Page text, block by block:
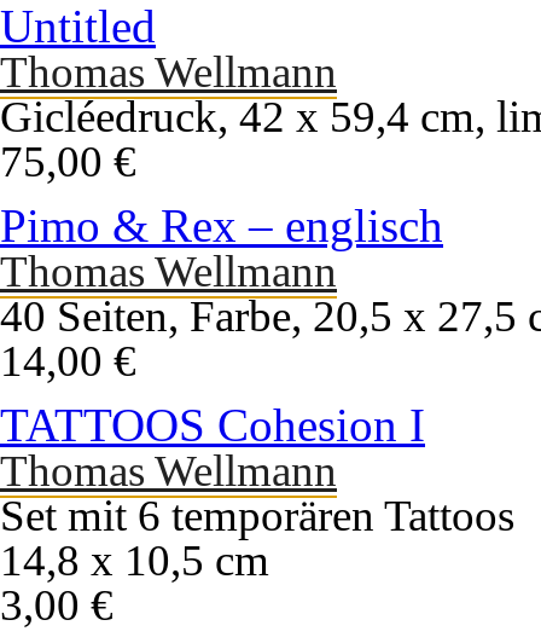
Untitled
Thomas Wellmann
Gicléedruck, 42 x 59,4 cm,
75,00 €
Pimo & Rex – englisch
Thomas Wellmann
40 Seiten, Farbe, 20,5 x 27,5
14,00 €
TATTOOS Cohesion I
Thomas Wellmann
Set mit 6 temporären Tattoos
14,8 x 10,5 cm
3,00 €